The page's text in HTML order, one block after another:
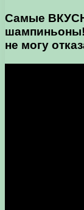
Самые
не могу